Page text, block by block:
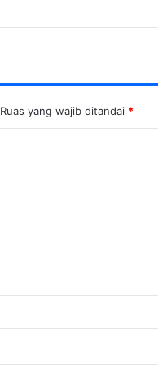
Ruas yang wajib ditandai *